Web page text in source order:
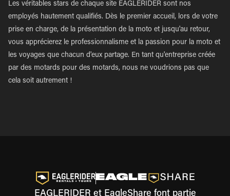
Les véritables stars de chaque site EAGLERIDER sont nos
employés hautement qualifiés. Dès le premier accueil, lors de votre
prise en charge, de la présentation de la moto et jusqu'au retour,
vous apprécierez le professionnalisme et la passion pour la moto et
les voyages que chacun d'eux partage. En tant qu'entreprise créée
par des motards pour des motards, nous ne voudrions pas que
cela soit autrement !
EAGLERIDER et EagleShare font partie